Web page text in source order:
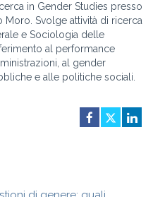
in Gender Studies presso
Moro. Svolge attività di ricerca
e Sociologia delle
al performance
al gender
e alle politiche sociali.